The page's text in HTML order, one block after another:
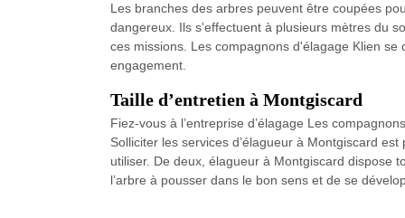
Les branches des arbres peuvent être coupées
dangereux. Ils s'effectuent à plusieurs mètres du
ces missions. Les compagnons d'élagage Klien
engagement.
Taille d’entretien à Montgiscard
Fiez-vous à l’entreprise d’élagage Les
Solliciter les services d’élagueur à Montgiscard
utiliser. De deux, élagueur à Montgiscard dispose
l’arbre à pousser dans le bon sens et de se